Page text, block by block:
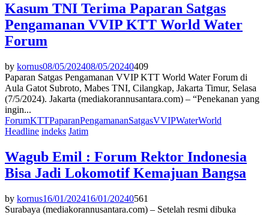
Kasum TNI Terima Paparan Satgas
Pengamanan VVIP KTT World Water
Forum
by kornus08/05/202408/05/20240409
Paparan Satgas Pengamanan VVIP KTT World Water Forum di
Aula Gatot Subroto, Mabes TNI, Cilangkap, Jakarta Timur, Selasa
(7/5/2024). Jakarta (mediakorannusantara.com) – “Penekanan yang
ingin...
ForumKTTPaparanPengamananSatgasVVIPWaterWorld
Headline indeks Jatim
Wagub Emil : Forum Rektor Indonesia
Bisa Jadi Lokomotif Kemajuan Bangsa
by kornus16/01/202416/01/20240561
Surabaya (mediakorannusantara.com) – Setelah resmi dibuka